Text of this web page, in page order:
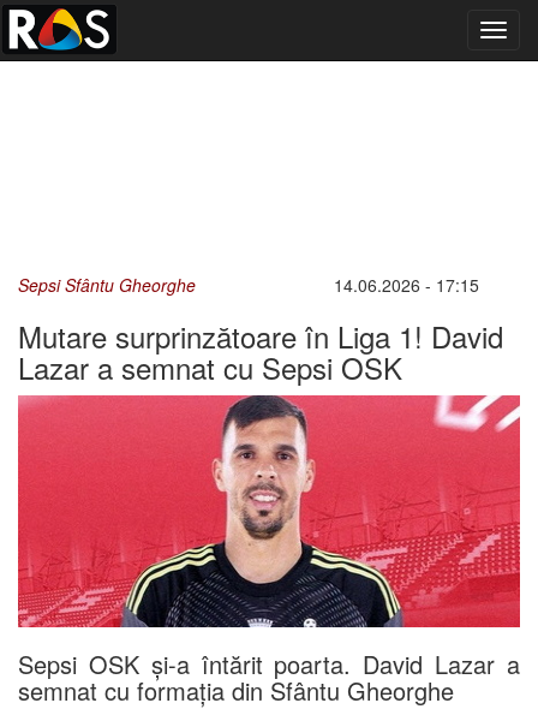
Sepsi Sfântu Gheorghe 14.06.2026 - 17:15
Mutare surprinzătoare în Liga 1! David
Lazar a semnat cu Sepsi OSK
Sepsi OSK și-a întărit poarta. David Lazar a
semnat cu formația din Sfântu Gheorghe